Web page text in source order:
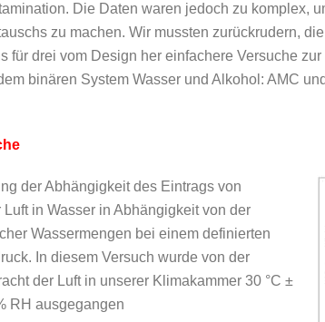
Die Daten waren jedoch zu komplex,
zu machen. Wir mussten zurückrudern,
für drei vom Design her einfachere Versuche
binären System Wasser und Alkohol: AMC
der Abhängigkeit des Eintrags von
Luft in Wasser in Abhängigkeit von der
Wassermengen bei einem definierten
In diesem Versuch wurde von der
der Luft in unserer Klimakammer 30 °C ±
RH ausgegangen